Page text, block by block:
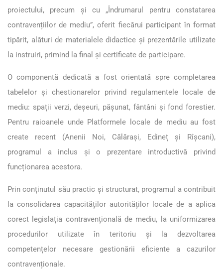
proiectului, precum și cu „Îndrumarul pentru constatarea
contravențiilor de mediu”, oferit fiecărui participant în format
tipărit, alături de materialele didactice și prezentările utilizate
la instruiri, primind la final și certificate de participare.
O componentă dedicată a fost orientată spre completarea
tabelelor și chestionarelor privind regulamentele locale de
mediu: spații verzi, deșeuri, pășunat, fântâni și fond forestier.
Pentru raioanele unde Platformele locale de mediu au fost
create recent (Anenii Noi, Călărași, Edineț și Rîșcani),
programul a inclus și o prezentare introductivă privind
funcționarea acestora.
Prin conținutul său practic și structurat, programul a contribuit
la consolidarea capacităților autorităților locale de a aplica
corect legislația contravențională de mediu, la uniformizarea
procedurilor utilizate în teritoriu și la dezvoltarea
competențelor necesare gestionării eficiente a cazurilor
contravenționale.